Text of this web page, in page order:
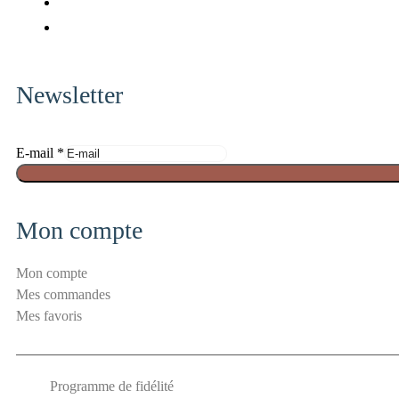
Newsletter
S
é
r
t
é
a
E-mail *
Mon compte
Mon compte
Mes commandes
Mes favoris
Programme de fidélité